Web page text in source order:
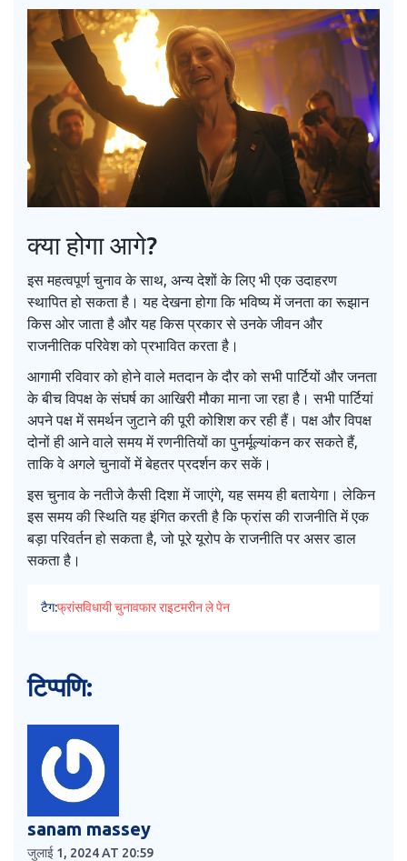
क्या होगा आगे?
इस महत्वपूर्ण चुनाव के साथ, अन्य देशों के लिए भी एक उदाहरण
स्थापित हो सकता है। यह देखना होगा कि भविष्य में जनता का रूझान
किस ओर जाता है और यह किस प्रकार से उनके जीवन और
राजनीतिक परिवेश को प्रभावित करता है।
आगामी रविवार को होने वाले मतदान के दौर को सभी पार्टियों और जनता
के बीच विपक्ष के संघर्ष का आखिरी मौका माना जा रहा है। सभी पार्टियां
अपने पक्ष में समर्थन जुटाने की पूरी कोशिश कर रही हैं। पक्ष और विपक्ष
दोनों ही आने वाले समय में रणनीतियों का पुनर्मूल्यांकन कर सकते हैं,
ताकि वे अगले चुनावों में बेहतर प्रदर्शन कर सकें।
इस चुनाव के नतीजे कैसी दिशा में जाएंगे, यह समय ही बतायेगा। लेकिन
इस समय की स्थिति यह इंगित करती है कि फ्रांस की राजनीति में एक
बड़ा परिवर्तन हो सकता है, जो पूरे यूरोप के राजनीति पर असर डाल
सकता है।
टैग:फ्रांसविधायी चुनावफार राइटमरीन ले पेन
टिप्पणि:
sanam massey
जुलाई 1, 2024 AT 20:59